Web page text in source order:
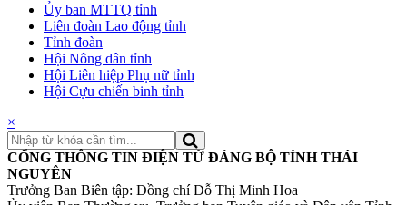
Ủy ban MTTQ tỉnh
Liên đoàn Lao động tỉnh
Tỉnh đoàn
Hội Nông dân tỉnh
Hội Liên hiệp Phụ nữ tỉnh
Hội Cựu chiến binh tỉnh
×
CỔNG THÔNG TIN ĐIỆN TỬ ĐẢNG BỘ TỈNH THÁI
NGUYÊN
Trưởng Ban Biên tập: Đồng chí Đỗ Thị Minh Hoa